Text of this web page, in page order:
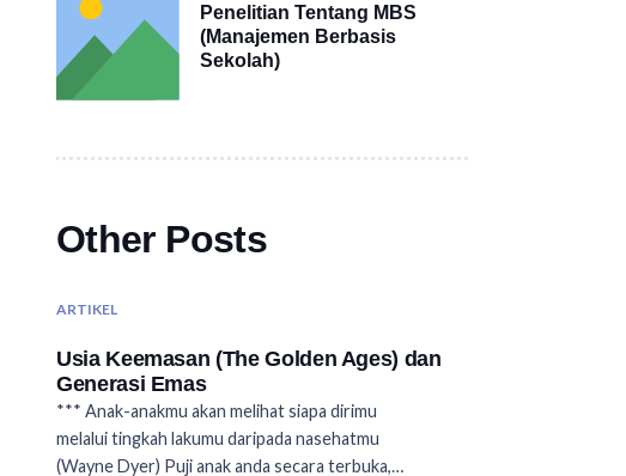
Penelitian Tentang MBS
(Manajemen Berbasis
Sekolah)
Other Posts
ARTIKEL
Usia Keemasan (The Golden Ages) dan
Generasi Emas
*** Anak-anakmu akan melihat siapa dirimu
melalui tingkah lakumu daripada nasehatmu
(Wayne Dyer) Puji anak anda secara terbuka,…